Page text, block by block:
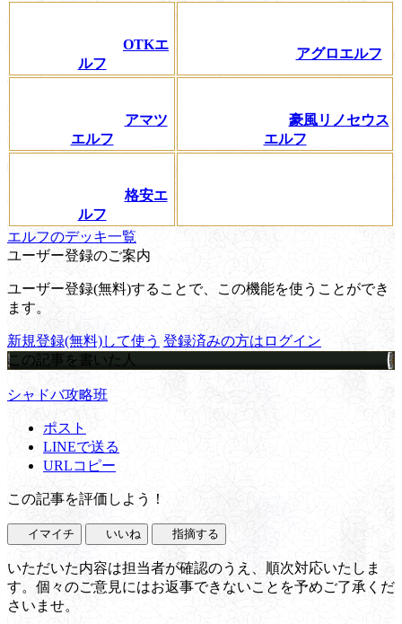
OTKエ
ルフ
アグロエルフ
アマツ
エルフ
豪風リノセウス
エルフ
格安エ
ルフ
エルフのデッキ一覧
ユーザー登録のご案内
ユーザー登録(無料)することで、この機能を使うことができ
ます。
新規登録(無料)して使う 登録済みの方はログイン
この記事を書いた人
シャドバ攻略班
ポスト
LINEで送る
URLコピー
この記事を評価しよう！
イマイチ いいね 指摘する
いただいた内容は担当者が確認のうえ、順次対応いたしま
す。個々のご意見にはお返事できないことを予めご了承くだ
さいませ。